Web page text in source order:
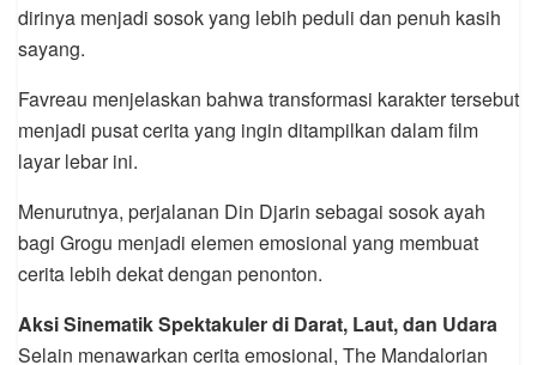
dirinya menjadi sosok yang lebih peduli dan penuh kasih
sayang.
Favreau menjelaskan bahwa transformasi karakter tersebut
menjadi pusat cerita yang ingin ditampilkan dalam film
layar lebar ini.
Menurutnya, perjalanan Din Djarin sebagai sosok ayah
bagi Grogu menjadi elemen emosional yang membuat
cerita lebih dekat dengan penonton.
Aksi Sinematik Spektakuler di Darat, Laut, dan Udara
Selain menawarkan cerita emosional, The Mandalorian